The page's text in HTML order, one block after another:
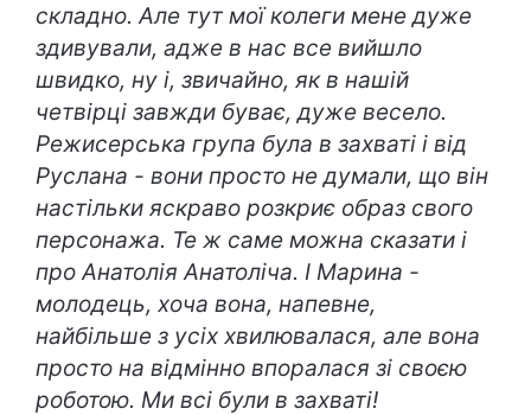
складно. Але тут мої колеги мене дуже
здивували, адже в нас все вийшло
швидко, ну і, звичайно, як в нашій
четвірці завжди буває, дуже весело.
Режисерська група була в захваті і від
Руслана - вони просто не думали, що він
настільки яскраво розкриє образ свого
персонажа. Те ж саме можна сказати і
про Анатолія Анатоліча. І Марина -
молодець, хоча вона, напевне,
найбільше з усіх хвилювалася, але вона
просто на відмінно впоралася зі своєю
роботою. Ми всі були в захваті!